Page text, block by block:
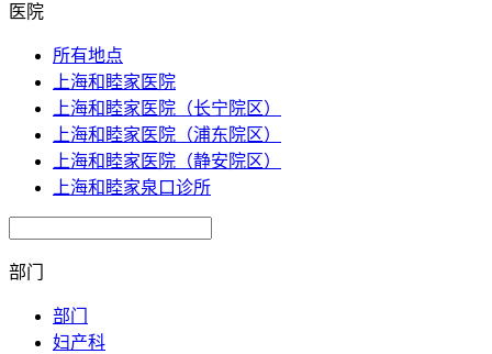
医院
所有地点
上海和睦家医院
上海和睦家医院（长宁院区）
上海和睦家医院（浦东院区）
上海和睦家医院（静安院区）
上海和睦家泉口诊所
部门
部门
妇产科